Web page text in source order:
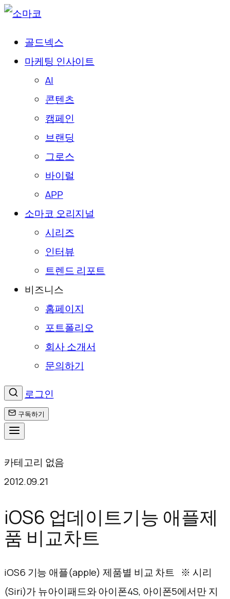
골드넥스
마케팅 인사이트
AI
콘텐츠
캠페인
브랜딩
그로스
바이럴
APP
소마코 오리지널
시리즈
인터뷰
트렌드 리포트
비즈니스
홈페이지
포트폴리오
회사 소개서
문의하기
로그인
구독하기
텐
츠
로
바
로
기
카테고리 없음
2012.09.21
iOS6 업데이트기능 애플제
품 비교차트
iOS6 기능 애플(apple) 제품별 비교 차트 ※ 시리
(Siri)가 뉴아이패드와 아이폰4S, 아이폰5에서만 지